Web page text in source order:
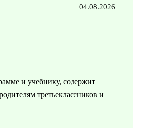
04.08.2026
и учебнику, содержит
третьеклассников и